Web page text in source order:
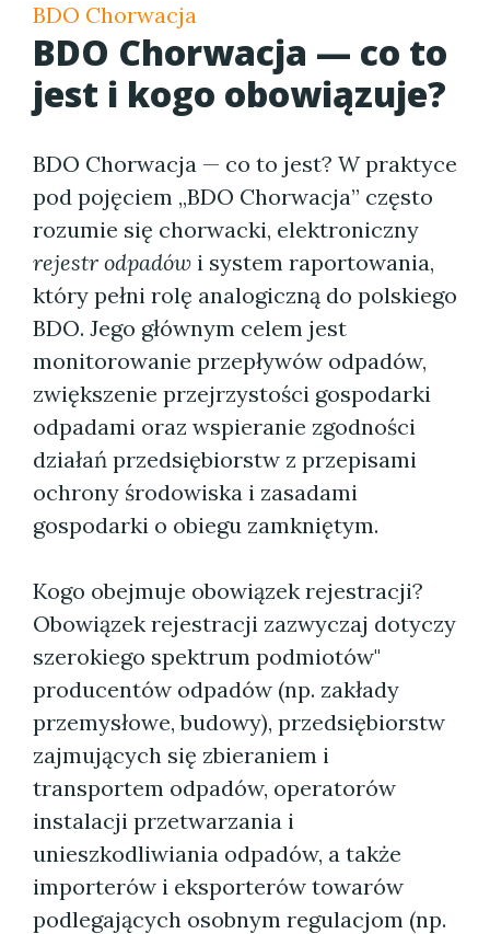
BDO Chorwacja
BDO Chorwacja — co to
jest i kogo obowiązuje?
BDO Chorwacja — co to jest? W praktyce
pod pojęciem „BDO Chorwacja” często
rozumie się chorwacki, elektroniczny
rejestr odpadów i system raportowania,
który pełni rolę analogiczną do polskiego
BDO. Jego głównym celem jest
monitorowanie przepływów odpadów,
zwiększenie przejrzystości gospodarki
odpadami oraz wspieranie zgodności
działań przedsiębiorstw z przepisami
ochrony środowiska i zasadami
gospodarki o obiegu zamkniętym.
Kogo obejmuje obowiązek rejestracji?
Obowiązek rejestracji zazwyczaj dotyczy
szerokiego spektrum podmiotów"
producentów odpadów (np. zakłady
przemysłowe, budowy), przedsiębiorstw
zajmujących się zbieraniem i
transportem odpadów, operatorów
instalacji przetwarzania i
unieszkodliwiania odpadów, a także
importerów i eksporterów towarów
podlegających osobnym regulacjom (np.